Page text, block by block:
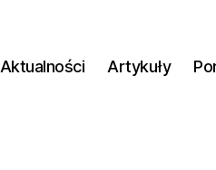
Aktualności Artykuły